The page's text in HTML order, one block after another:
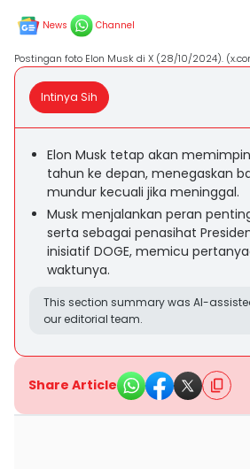
News Channel
Postingan foto Elon Musk di X (28/10/2024).
Intinya Sih
Elon Musk tetap akan
tahun ke depan, menegaskan
mundur kecuali jika meninggal.
Musk menjalankan peran
serta sebagai penasihat
inisiatif DOGE, memicu
waktunya.
This section summary was AI-
our editorial team.
Share Article